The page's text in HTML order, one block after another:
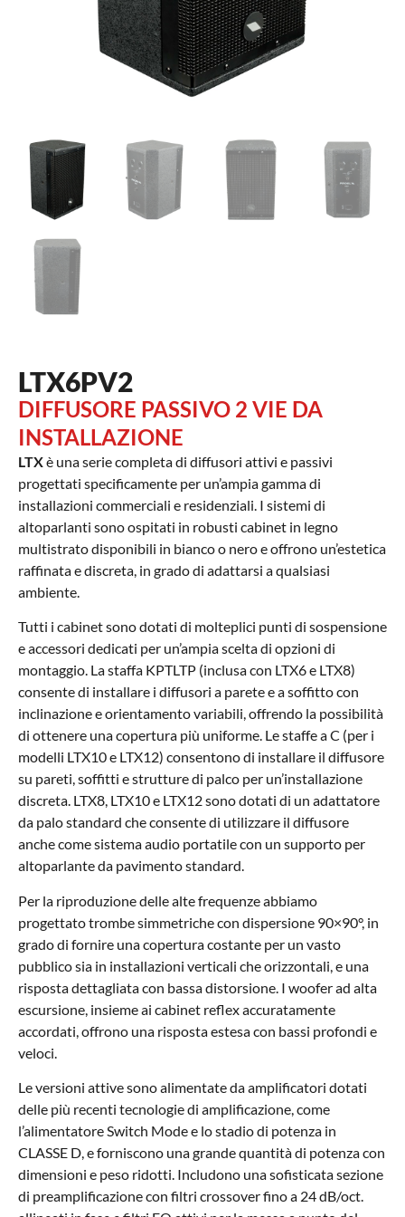
LTX6PV2
DIFFUSORE PASSIVO 2 VIE DA
INSTALLAZIONE
LTXè una serie completa di diffusori attivi e passivi
progettati specificamente per un’ampia gamma di
installazioni commerciali e residenziali. I sistemi di
altoparlanti sono ospitati in robusti cabinet in legno
multistrato disponibili in bianco o nero e offrono un’estetica
raffinata e discreta, in grado di adattarsi a qualsiasi
ambiente.
Tutti i cabinet sono dotati di molteplici punti di sospensione
e accessori dedicati per un’ampia scelta di opzioni di
montaggio. La staffa KPTLTP (inclusa con LTX6 e LTX8)
consente di installare i diffusori a parete e a soffitto con
inclinazione e orientamento variabili, offrendo la possibilità
di ottenere una copertura più uniforme. Le staffe a C (per i
modelli LTX10 e LTX12) consentono di installare il diffusore
su pareti, soffitti e strutture di palco per un’installazione
discreta. LTX8, LTX10 e LTX12 sono dotati di un adattatore
da palo standard che consente di utilizzare il diffusore
anche come sistema audio portatile con un supporto per
altoparlante da pavimento standard.
Per la riproduzione delle alte frequenze abbiamo
progettato trombe simmetriche con dispersione 90×90°, in
grado di fornire una copertura costante per un vasto
pubblico sia in installazioni verticali che orizzontali, e una
risposta dettagliata con bassa distorsione. I woofer ad alta
escursione, insieme ai cabinet reflex accuratamente
accordati, offrono una risposta estesa con bassi profondi e
veloci.
Le versioni attive sono alimentate da amplificatori dotati
delle più recenti tecnologie di amplificazione, come
l’alimentatore Switch Mode e lo stadio di potenza in
CLASSE D, e forniscono una grande quantità di potenza con
dimensioni e peso ridotti. Includono una sofisticata sezione
di preamplificazione con filtri crossover fino a 24 dB/oct.